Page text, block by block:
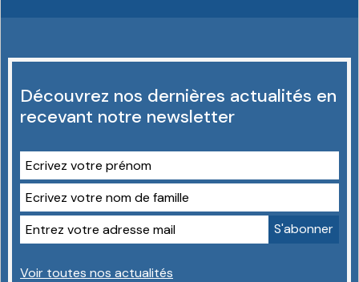
Découvrez nos dernières actualités en
recevant notre newsletter
Voir toutes nos actualités